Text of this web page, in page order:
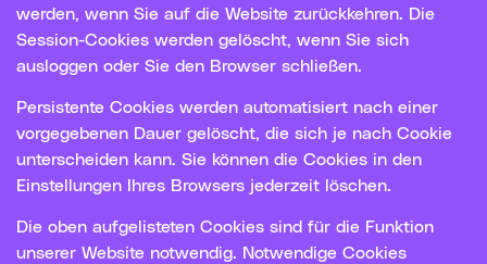
werden, wenn Sie auf die Website zurückkehren. Die
Session-Cookies werden gelöscht, wenn Sie sich
ausloggen oder Sie den Browser schließen.
Persistente Cookies werden automatisiert nach einer
vorgegebenen Dauer gelöscht, die sich je nach Cookie
unterscheiden kann. Sie können die Cookies in den
Einstellungen Ihres Browsers jederzeit löschen.
Die oben aufgelisteten Cookies sind für die Funktion
unserer Website notwendig. Notwendige Cookies